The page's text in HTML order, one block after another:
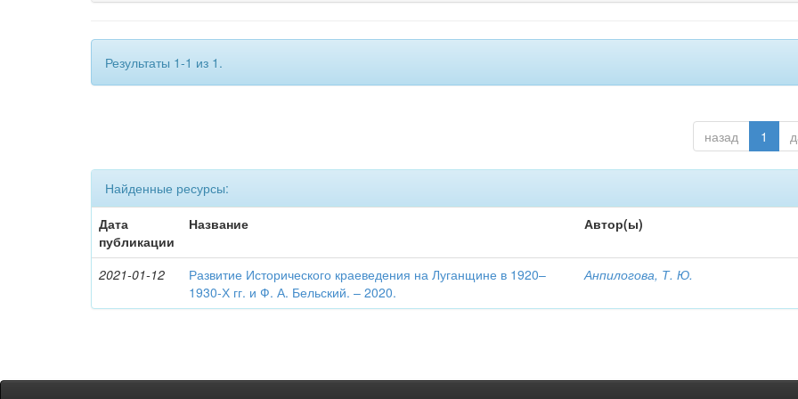
Результаты 1-1 из 1.
назад 1
Найденные ресурсы:
Дата
публикации
Название Автор(ы)
2021-01-12
Развитие Исторического краеведения на Луганщине в 1920–
1930-Х гг. и Ф. А. Бельский. – 2020.
Анпилогова, Т. Ю.